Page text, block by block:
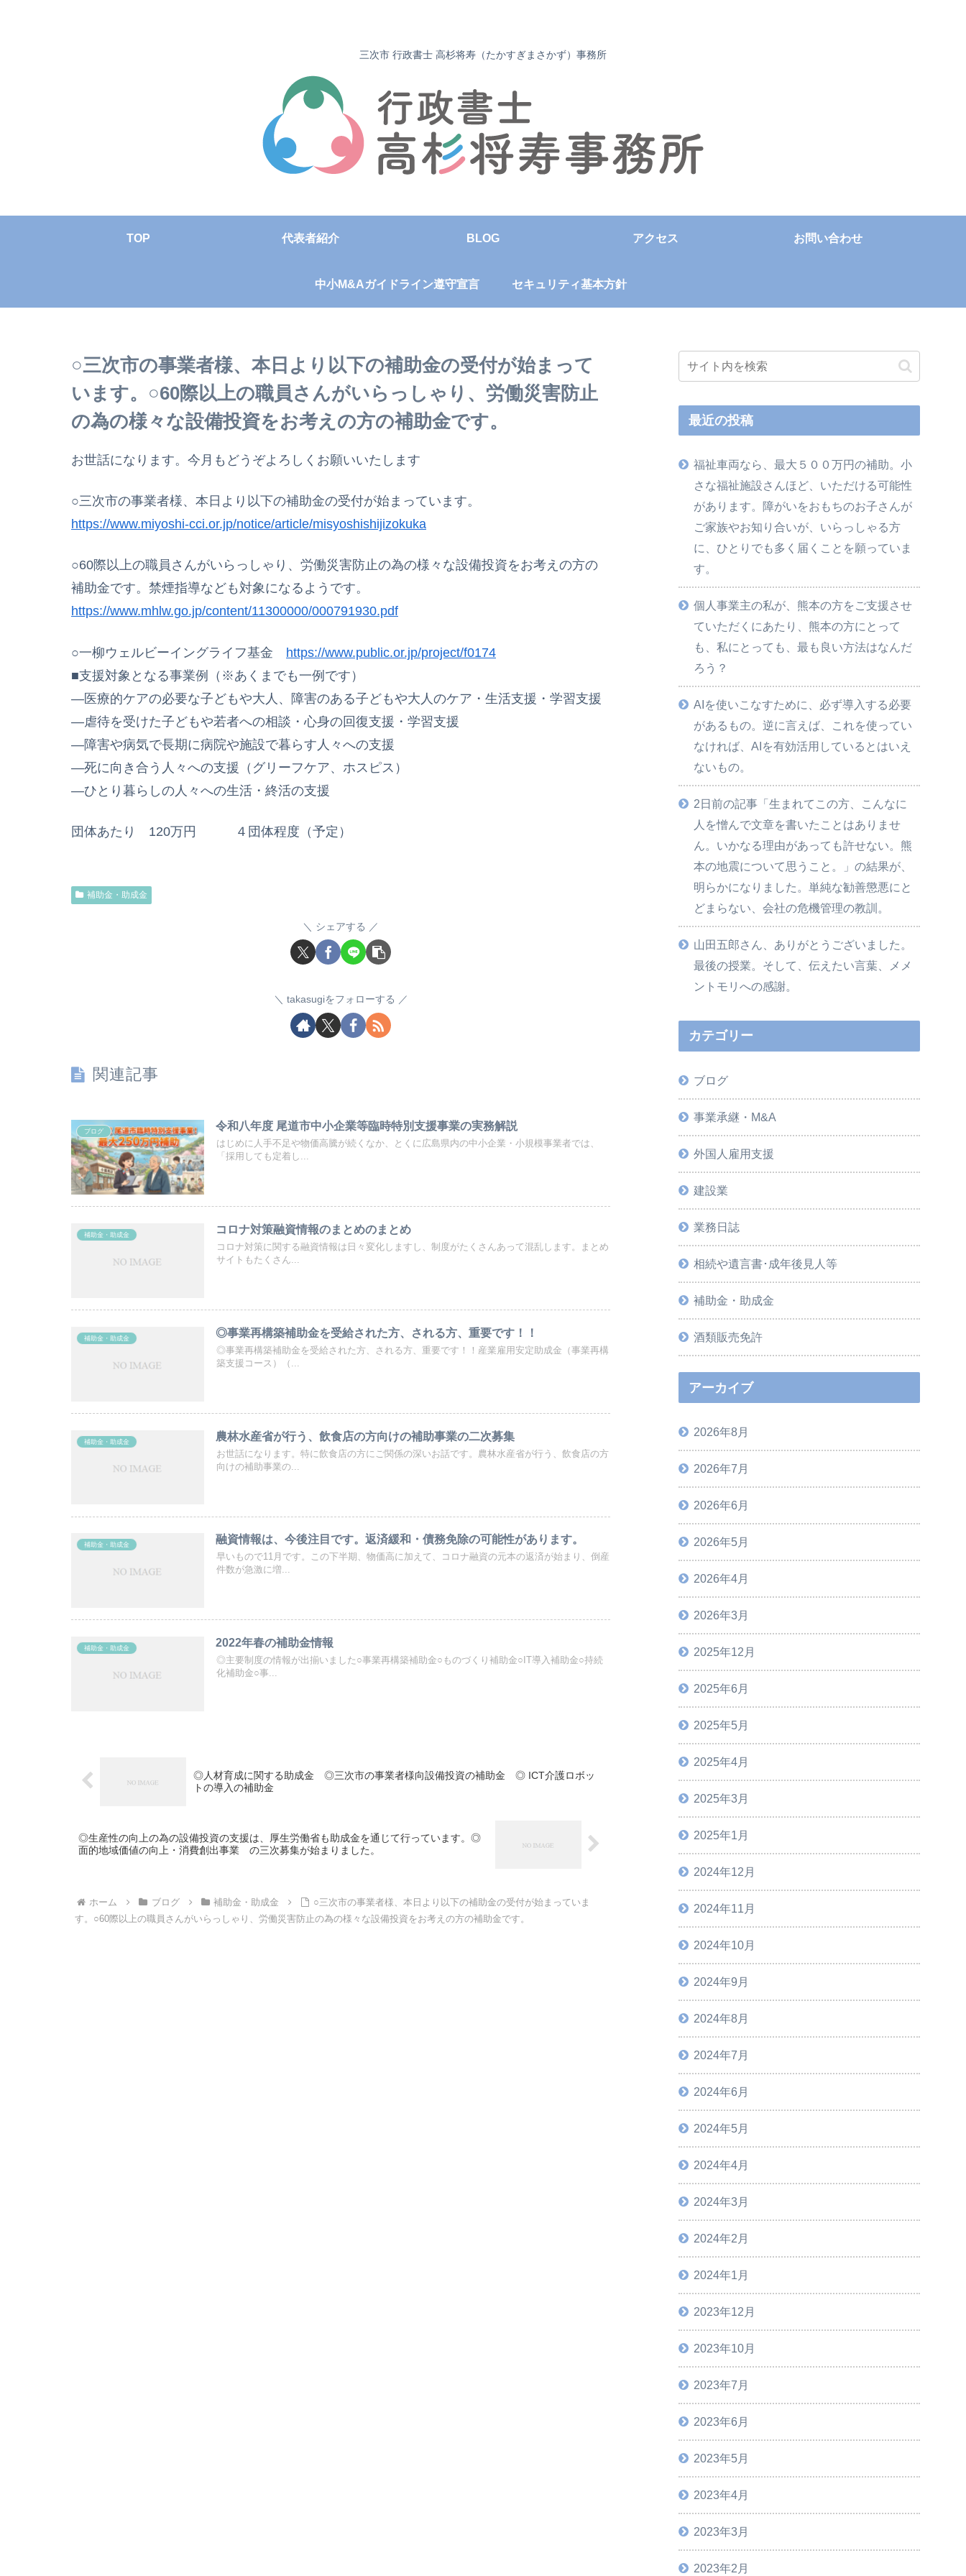
三次市 行政書士 高杉将寿（たかすぎまさかず）事務所
TOP 代表者紹介 BLOG アクセス お問い合わせ
中小M&Aガイドライン遵守宣言 セキュリティ基本方針
○三次市の事業者様、本日より以下の補助金の受付が始まって
います。○60際以上の職員さんがいらっしゃり、労働災害防止
の為の様々な設備投資をお考えの方の補助金です。
お世話になります。今月もどうぞよろしくお願いいたします
○三次市の事業者様、本日より以下の補助金の受付が始まっています。
https://www.miyoshi-cci.or.jp/notice/article/misyoshishijizokuka
○60際以上の職員さんがいらっしゃり、労働災害防止の為の様々な設備投資をお考えの方の
補助金です。禁煙指導なども対象になるようです。
https://www.mhlw.go.jp/content/11300000/000791930.pdf
○一柳ウェルビーイングライフ基金 https://www.public.or.jp/project/f0174
■支援対象となる事業例（※あくまでも一例です）
―医療的ケアの必要な子どもや大人、障害のある子どもや大人のケア・生活支援・学習支援
―虐待を受けた子どもや若者への相談・心身の回復支援・学習支援
―障害や病気で長期に病院や施設で暮らす人々への支援
―死に向き合う人々への支援（グリーフケア、ホスピス）
―ひとり暮らしの人々への生活・終活の支援
団体あたり 120万円 ４団体程度（予定）
補助金・助成金
シェアする
takasugiをフォローする
関連記事
ブログ 令和八年度 尾道市中小企業等臨時特別支援事業の実務解説
はじめに人手不足や物価高騰が続くなか、とくに広島県内の中小企業・小規模事業者では、
「採用しても定着し...
補助金・助成金 コロナ対策融資情報のまとめのまとめ
コロナ対策に関する融資情報は日々変化しますし、制度がたくさんあって混乱します。まとめ
サイトもたくさん...
補助金・助成金 ◎事業再構築補助金を受給された方、される方、重要です！！
◎事業再構築補助金を受給された方、される方、重要です！！産業雇用安定助成金（事業再構
築支援コース）（...
補助金・助成金 農林水産省が行う、飲食店の方向けの補助事業の二次募集
お世話になります。特に飲食店の方にご関係の深いお話です。農林水産省が行う、飲食店の方
向けの補助事業の...
補助金・助成金 融資情報は、今後注目です。返済緩和・債務免除の可能性があります。
早いもので11月です。この下半期、物価高に加えて、コロナ融資の元本の返済が始まり、倒産
件数が急激に増...
補助金・助成金 2022年春の補助金情報
◎主要制度の情報が出揃いました○事業再構築補助金○ものづくり補助金○IT導入補助金○持続
化補助金○事...
◎人材育成に関する助成金 ◎三次市の事業者様向設備投資の補助金 ◎ ICT介護ロボッ
トの導入の補助金
◎生産性の向上の為の設備投資の支援は、厚生労働省も助成金を通じて行っています。◎
面的地域価値の向上・消費創出事業 の三次募集が始まりました。￼
ホーム ブログ 補助金・助成金
○三次市の事業者様、本日より以下の補助金の受付が始まっていま
す。○60際以上の職員さんがいらっしゃり、労働災害防止の為の様々な設備投資をお考えの方の補助金です。
最近の投稿
福祉車両なら、最大５００万円の補助。小
さな福祉施設さんほど、いただける可能性
があります。障がいをおもちのお子さんが
ご家族やお知り合いが、いらっしゃる方
に、ひとりでも多く届くことを願っていま
す。
個人事業主の私が、熊本の方をご支援させ
ていただくにあたり、熊本の方にとって
も、私にとっても、最も良い方法はなんだ
ろう？
AIを使いこなすために、必ず導入する必要
があるもの。逆に言えば、これを使ってい
なければ、AIを有効活用しているとはいえ
ないもの。
2日前の記事「生まれてこの方、こんなに
人を憎んで文章を書いたことはありませ
ん。いかなる理由があっても許せない。熊
本の地震について思うこと。」の結果が、
明らかになりました。単純な勧善懲悪にと
どまらない、会社の危機管理の教訓。
山田五郎さん、ありがとうございました。
最後の授業。そして、伝えたい言葉、メメ
ントモリへの感謝。
カテゴリー
ブログ
事業承継・M&A
外国人雇用支援
建設業
業務日誌
相続や遺言書･成年後見人等
補助金・助成金
酒類販売免許
アーカイブ
2026年8月
2026年7月
2026年6月
2026年5月
2026年4月
2026年3月
2025年12月
2025年6月
2025年5月
2025年4月
2025年3月
2025年1月
2024年12月
2024年11月
2024年10月
2024年9月
2024年8月
2024年7月
2024年6月
2024年5月
2024年4月
2024年3月
2024年2月
2024年1月
2023年12月
2023年10月
2023年7月
2023年6月
2023年5月
2023年4月
2023年3月
2023年2月